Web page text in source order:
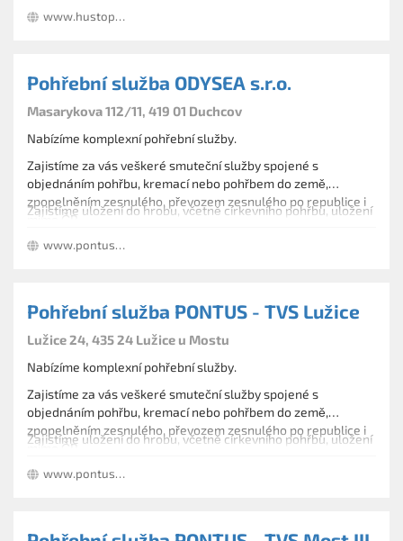
šatů pro zesnulé a ostatní navazující služby. Provádíme i
rozptyly popela na rozptylové loučce, případně vsypy na
www.hustopece.pohreb.cz
Pohřební služba ODYSEA s.r.o.
Masarykova 112/11, 419 01 Duchcov
Nabízíme komplexní pohřební služby.
Zajistíme za vás veškeré smuteční služby spojené s
objednáním pohřbu, kremací nebo pohřbem do země,
zpopelněním zesnulého, převozem zesnulého po republice i
mimo ČR.
Zajistíme uložení do hrobu, včetně církevního pohřbu, uložení
loučkách.
Dále zajišťujeme kamenické práce, pomníky, hrobky.
www.pontusjirkov.wz.cz
Pohřební služba PONTUS - TVS Lužice
Lužice 24, 435 24 Lužice u Mostu
Nabízíme komplexní pohřební služby.
Zajistíme za vás veškeré smuteční služby spojené s
objednáním pohřbu, kremací nebo pohřbem do země,
zpopelněním zesnulého, převozem zesnulého po republice i
mimo ČR.
Zajistíme uložení do hrobu, včetně církevního pohřbu, uložení
loučkách.
Dále zajišťujeme kamenické práce, pomníky, hrobky.
www.pontusjirkov.wz.cz